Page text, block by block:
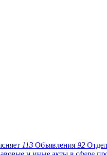
113 Объявления 92